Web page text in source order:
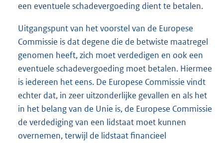
een eventuele schadevergoeding dient te betalen.
Uitgangspunt van het voorstel van de Europese
Commissie is dat degene die de betwiste maatregel
genomen heeft, zich moet verdedigen en ook een
eventuele schadevergoeding moet betalen. Hiermee
is iedereen het eens. De Europese Commissie vindt
echter dat, in zeer uitzonderlijke gevallen en als het
in het belang van de Unie is, de Europese Commissie
de verdediging van een lidstaat moet kunnen
overnemen, terwijl de lidstaat financieel